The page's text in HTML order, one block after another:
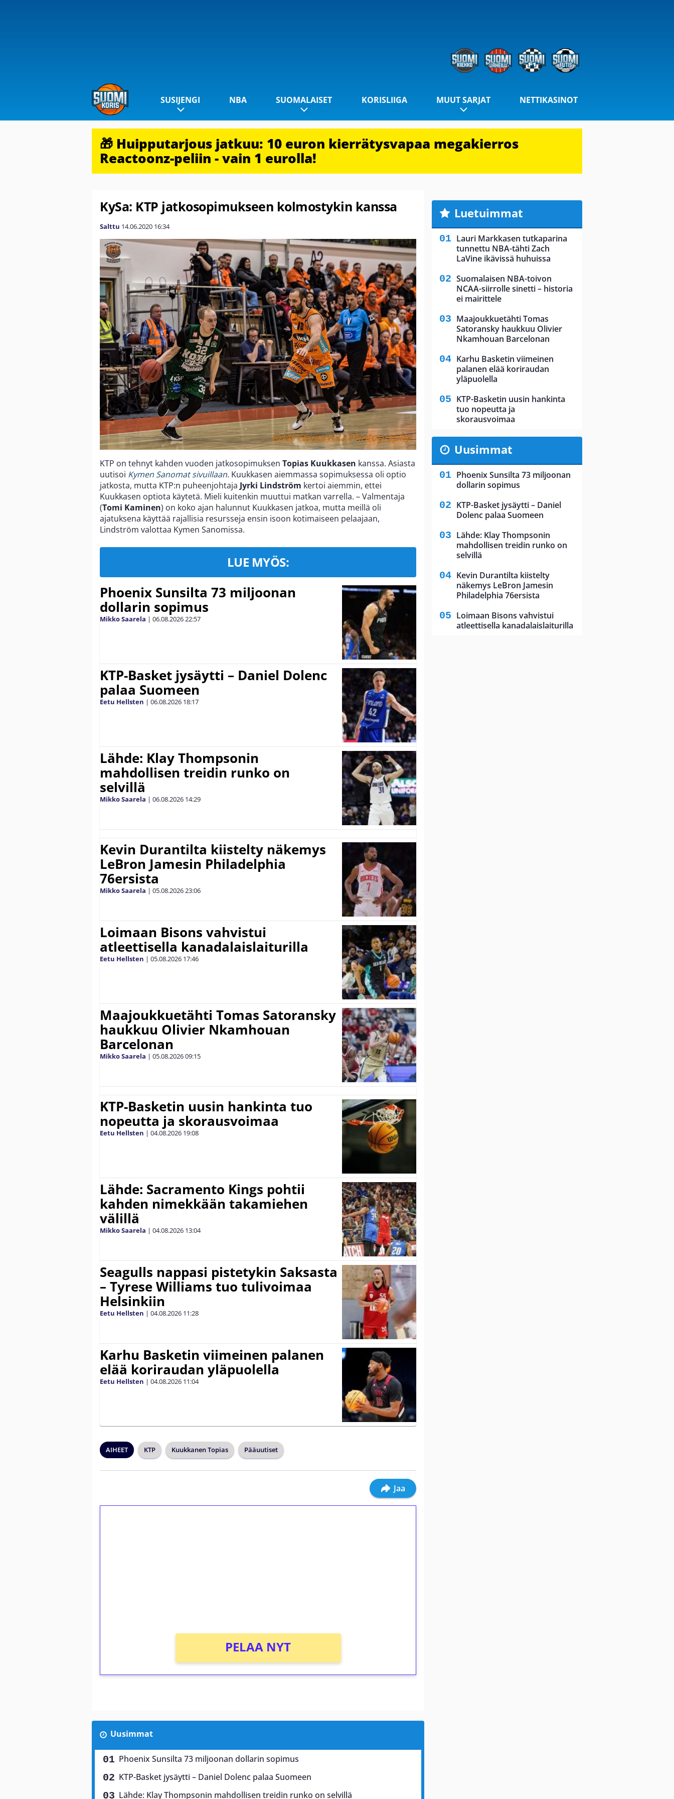
SUSIJENGI NBA SUOMALAISET KORISLIIGA MUUT SARJAT NETTIKASINOT
🎁 Huipputarjous jatkuu: 10 euron kierrätysvapaa megakierros
Reactoonz-peliin - vain 1 eurolla!
KySa: KTP jatkosopimukseen kolmostykin kanssa
Salttu 14.06.2020 16:34
KTP on tehnyt kahden vuoden jatkosopimuksen Topias Kuukkasen kanssa. Asiasta
uutisoi Kymen Sanomat sivuillaan. Kuukkasen aiemmassa sopimuksessa oli optio
jatkosta, mutta KTP:n puheenjohtaja Jyrki Lindström kertoi aiemmin, ettei
Kuukkasen optiota käytetä. Mieli kuitenkin muuttui matkan varrella. – Valmentaja
(Tomi Kaminen) on koko ajan halunnut Kuukkasen jatkoa, mutta meillä oli
ajatuksena käyttää rajallisia resursseja ensin isoon kotimaiseen pelaajaan,
Lindström valottaa Kymen Sanomissa.
LUE MYÖS:
Phoenix Sunsilta 73 miljoonan
dollarin sopimus
Mikko Saarela | 06.08.202622:57
KTP-Basket jysäytti – Daniel Dolenc
palaa Suomeen
Eetu Hellsten | 06.08.2026 18:17
Lähde: Klay Thompsonin
mahdollisen treidin runko on
selvillä
Mikko Saarela | 06.08.2026 14:29
Kevin Durantilta kiistelty näkemys
LeBron Jamesin Philadelphia
76ersista
Mikko Saarela | 05.08.202623:06
Loimaan Bisons vahvistui
atleettisella kanadalaislaiturilla
Eetu Hellsten | 05.08.2026 17:46
Maajoukkuetähti Tomas Satoransky
haukkuu Olivier Nkamhouan
Barcelonan
Mikko Saarela | 05.08.202609:15
KTP-Basketin uusin hankinta tuo
nopeutta ja skorausvoimaa
Eetu Hellsten | 04.08.2026 19:08
Lähde: Sacramento Kings pohtii
kahden nimekkään takamiehen
välillä
Mikko Saarela | 04.08.2026 13:04
Seagulls nappasi pistetykin Saksasta
– Tyrese Williams tuo tulivoimaa
Helsinkiin
Eetu Hellsten | 04.08.2026 11:28
Karhu Basketin viimeinen palanen
elää koriraudan yläpuolella
Eetu Hellsten | 04.08.2026 11:04
AIHEET KTP Kuukkanen Topias Pääuutiset
Jaa
PELAA NYT
Uusimmat
Phoenix Sunsilta 73 miljoonan dollarin sopimus
KTP-Basket jysäytti – Daniel Dolenc palaa Suomeen
Lähde: Klay Thompsonin mahdollisen treidin runko on selvillä
Luetuimmat
Lauri Markkasen tutkaparina
tunnettu NBA-tähti Zach
LaVine ikävissä huhuissa
Suomalaisen NBA-toivon
NCAA-siirrolle sinetti – historia
ei mairittele
Maajoukkuetähti Tomas
Satoransky haukkuu Olivier
Nkamhouan Barcelonan
Karhu Basketin viimeinen
palanen elää koriraudan
yläpuolella
KTP-Basketin uusin hankinta
tuo nopeutta ja
skorausvoimaa
Uusimmat
Phoenix Sunsilta 73 miljoonan
dollarin sopimus
KTP-Basket jysäytti – Daniel
Dolenc palaa Suomeen
Lähde: Klay Thompsonin
mahdollisen treidin runko on
selvillä
Kevin Durantilta kiistelty
näkemys LeBron Jamesin
Philadelphia 76ersista
Loimaan Bisons vahvistui
atleettisella kanadalaislaiturilla